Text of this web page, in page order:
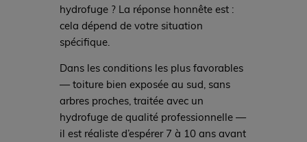
hydrofuge ? La réponse honnête est :
cela dépend de votre situation
spécifique.
Dans les conditions les plus favorables
— toiture bien exposée au sud, sans
arbres proches, traitée avec un
hydrofuge de qualité professionnelle —
il est réaliste d’espérer 7 à 10 ans avant